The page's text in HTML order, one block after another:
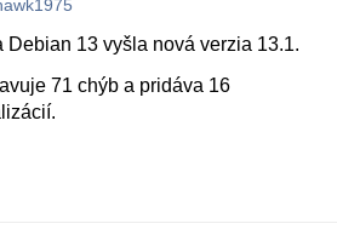
Debian 13 vyšla nová verzia 13.1.
71 chýb a pridáva 16